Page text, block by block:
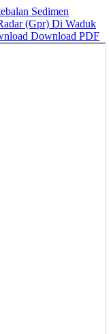
Sedimen
(Gpr) Di Waduk
Download PDF